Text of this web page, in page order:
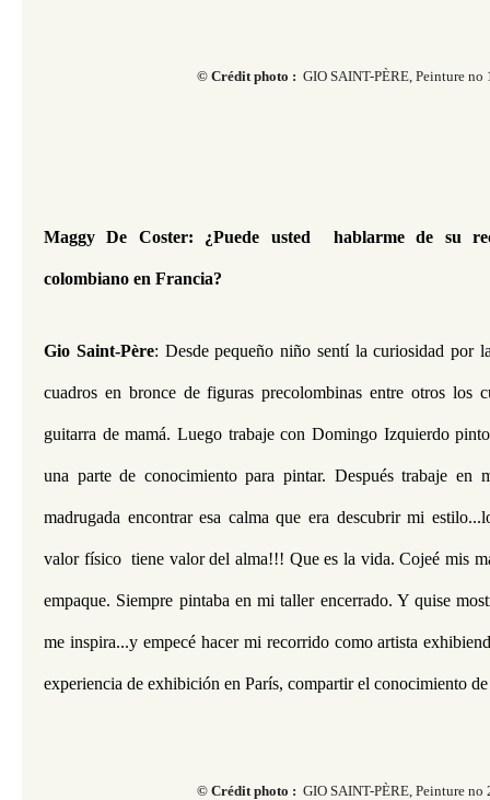
© Crédit photo : GIO SAINT-PÈRE, Peinture no
Maggy De Coster: ¿Puede usted  hablarme de su
colombiano en Francia?
Gio Saint-Père: Desde pequeño niño sentí la curiosidad por
cuadros en bronce de figuras precolombinas entre otros los
guitarra de mamá. Luego trabaje con Domingo Izquierdo
una parte de conocimiento para pintar. Después trabaje en
madrugada encontrar esa calma que era descubrir mi
valor físico  tiene valor del alma!!! Que es la vida. Cojeé mis
empaque. Siempre pintaba en mi taller encerrado. Y quise
me inspira...y empecé hacer mi recorrido como artista
experiencia de exhibición en París, compartir el conocimiento
© Crédit photo : GIO SAINT-PÈRE, Peinture no